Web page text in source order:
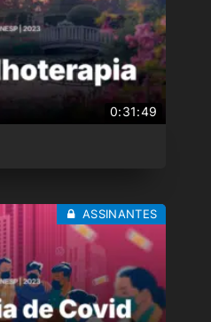
0:31:49
ASSINANTES